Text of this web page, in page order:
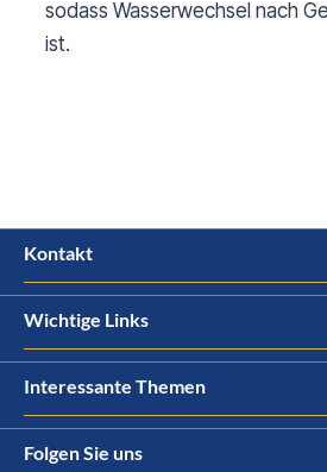
sodass Wasserwechsel nach
ist.
Kontakt
Wichtige Links
Interessante Themen
Folgen Sie uns